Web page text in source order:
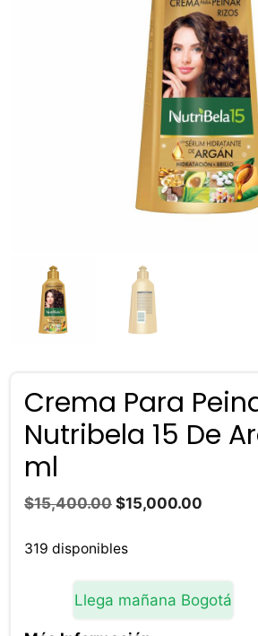
Crema Para
Nutribela 15 De
ml
$15,400.00 El
original
$15,400.00.
$15,000.00
319 disponibles
Llega mañana Bogotá